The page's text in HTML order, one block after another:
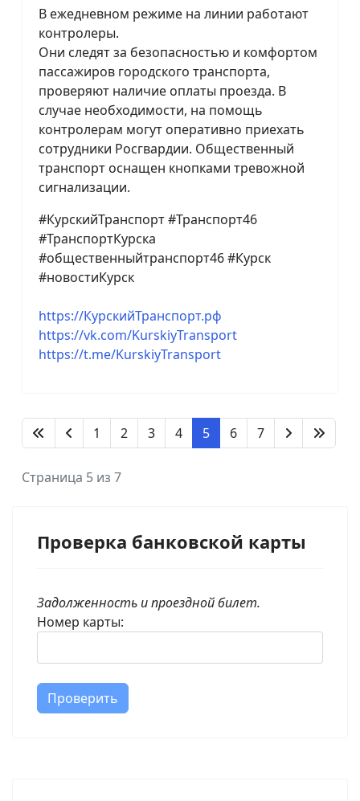
В ежедневном режиме на линии работают
контролеры.
Они следят за безопасностью и комфортом
пассажиров городского транспорта,
проверяют наличие оплаты проезда. В
случае необходимости, на помощь
контролерам могут оперативно приехать
сотрудники Росгвардии. Общественный
транспорт оснащен кнопками тревожной
сигнализации.
#КурскийТранспорт #Транспорт46
#ТранспортКурска
#общественныйтранспорт46 #Курск
#новостиКурск
https://КурскийТранспорт.рф
https://vk.com/KurskiyTransport
https://t.me/KurskiyTransport
1 2 3 4 5 6 7
Страница 5 из 7
Проверка банковской карты
Задолженность и проездной билет.
Номер карты:
Проверить